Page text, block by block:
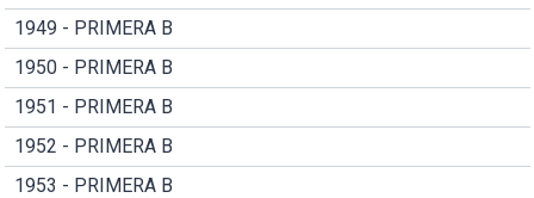
1949 - PRIMERA B
1950 - PRIMERA B
1951 - PRIMERA B
1952 - PRIMERA B
1953 - PRIMERA B